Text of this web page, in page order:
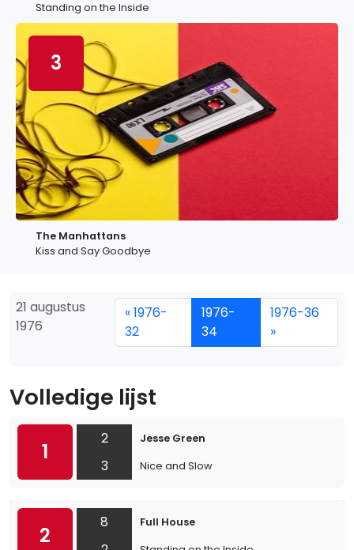
Standing on the Inside
3
The Manhattans
Kiss and Say Goodbye
21 augustus
1976
« 1976-
32
1976-
34
1976-36
»
Volledige lijst
1
2
3
Jesse Green
Nice and Slow
2
8
Full House